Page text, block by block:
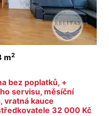
m2
bez poplatků, +
servisu, měsíční
vratná kauce
32 000 Kč